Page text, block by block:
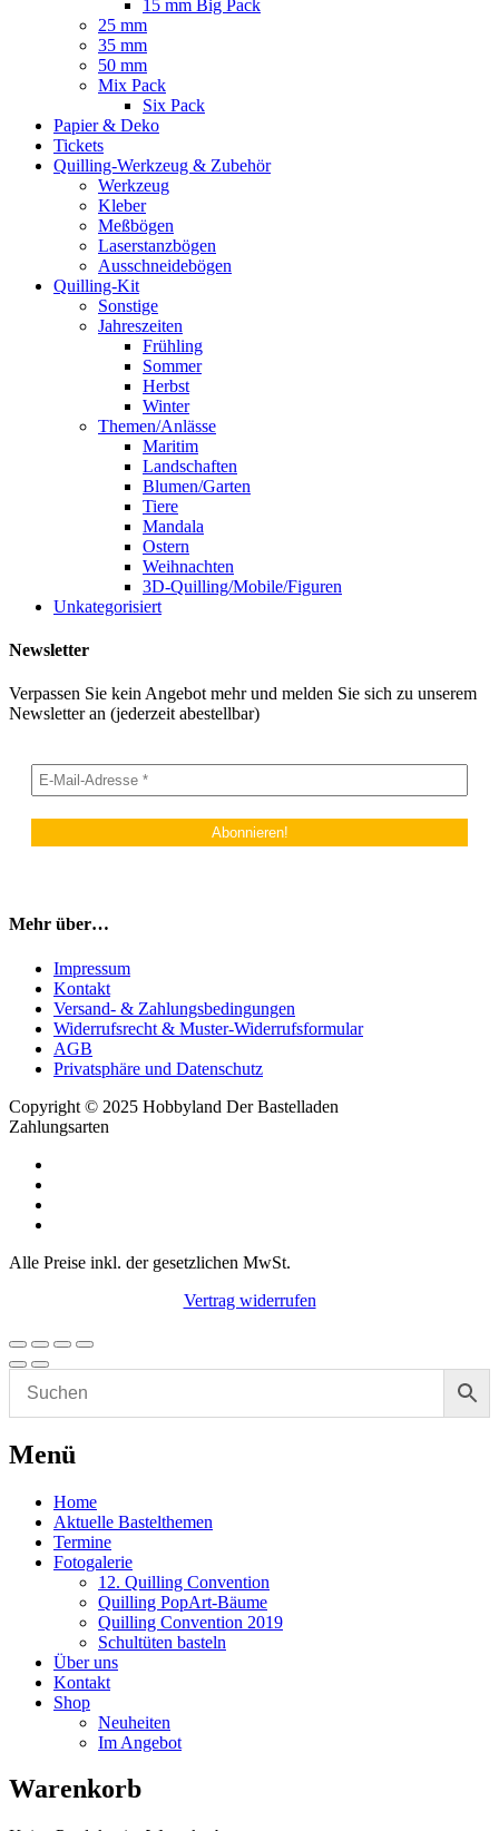
15 mm Big Pack
25 mm
35 mm
50 mm
Mix Pack
Six Pack
Papier & Deko
Tickets
Quilling-Werkzeug & Zubehör
Werkzeug
Kleber
Meßbögen
Laserstanzbögen
Ausschneidebögen
Quilling-Kit
Sonstige
Jahreszeiten
Frühling
Sommer
Herbst
Winter
Themen/Anlässe
Maritim
Landschaften
Blumen/Garten
Tiere
Mandala
Ostern
Weihnachten
3D-Quilling/Mobile/Figuren
Unkategorisiert
Newsletter
Verpassen Sie kein Angebot mehr und melden Sie sich zu unserem
Newsletter an (jederzeit abestellbar)
Mehr über…
Impressum
Kontakt
Versand- & Zahlungsbedingungen
Widerrufsrecht & Muster-Widerrufsformular
AGB
Privatsphäre und Datenschutz
Copyright © 2025 Hobbyland Der Bastelladen
Zahlungsarten
Alle Preise inkl. der gesetzlichen MwSt.
Vertrag widerrufen
Menü
Home
Aktuelle Bastelthemen
Termine
Fotogalerie
12. Quilling Convention
Quilling PopArt-Bäume
Quilling Convention 2019
Schultüten basteln
Über uns
Kontakt
Shop
Neuheiten
Im Angebot
Warenkorb